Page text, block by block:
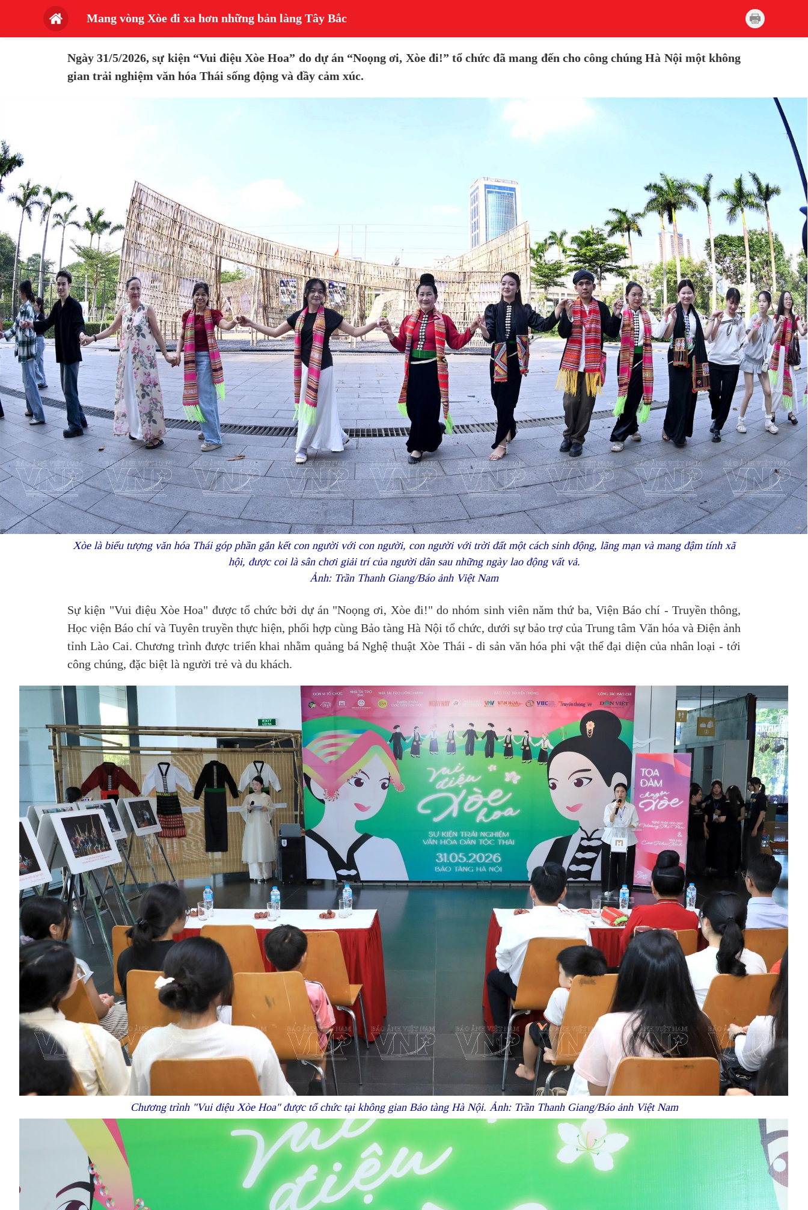
Mang vòng Xòe đi xa hơn những bản làng Tây Bắc
Ngày 31/5/2026, sự kiện “Vui điệu Xòe Hoa” do dự án “Noọng ơi, Xòe đi!” tổ chức đã mang đến cho công chúng Hà Nội một không
gian trải nghiệm văn hóa Thái sống động và đầy cảm xúc.
Xòe là biểu tượng văn hóa Thái góp phần gắn kết con người với con người, con người với trời đất một cách sinh động, lãng mạn và mang đậm tính xã
hội, được coi là sân chơi giải trí của người dân sau những ngày lao động vất vả.
Ảnh: Trần Thanh Giang/Báo ảnh Việt Nam
Sự kiện "Vui điệu Xòe Hoa" được tổ chức bởi dự án "Noọng ơi, Xòe đi!" do nhóm sinh viên năm thứ ba, Viện Báo chí - Truyền thông,
Học viện Báo chí và Tuyên truyền thực hiện, phối hợp cùng Bảo tàng Hà Nội tổ chức, dưới sự bảo trợ của Trung tâm Văn hóa và Điện ảnh
tỉnh Lào Cai. Chương trình được triển khai nhằm quảng bá Nghệ thuật Xòe Thái - di sản văn hóa phi vật thể đại diện của nhân loại - tới
công chúng, đặc biệt là người trẻ và du khách.
Chương trình "Vui điệu Xòe Hoa" được tổ chức tại không gian Bảo tàng Hà Nội. Ảnh: Trần Thanh Giang/Báo ảnh Việt Nam